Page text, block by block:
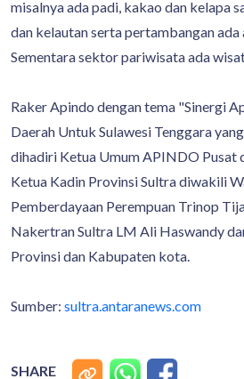
misalnya ada padi, kakao dan kelapa
dan kelautan serta pertambangan ada
Sementara sektor pariwisata ada
Raker Apindo dengan tema "Sinergi
Daerah Untuk Sulawesi Tenggara
dihadiri Ketua Umum APINDO Pusat
Ketua Kadin Provinsi Sultra diwakili
Pemberdayaan Perempuan Trinop
Nakertran Sultra LM Ali Haswandy
Provinsi dan Kabupaten kota.
Sumber: sultra.antaranews.com
SHARE